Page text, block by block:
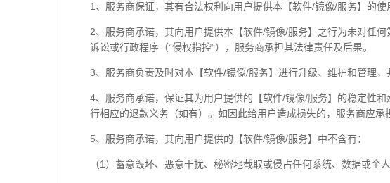
1、服务商保证，其有合法权利向用户提供本【软件/镜像/服务】的使
2、服务商承诺，其向用户提供本【软件/镜像/服务】之行为未对任
诉讼或行政程序（“侵权指控”），服务商承担其法律责任及后果。
3、服务商负责及时对本【软件/镜像/服务】进行升级、维护和管理
4、服务商承诺，保证其为用户提供的【软件/镜像/服务】的稳定性
行相应的退款义务（如有）。如因此给用户造成损失的，服务商应承
5、服务商承诺，其向用户提供的【软件/镜像/服务】中不含有：
（1）蓄意毁坏、恶意干扰、秘密地截取或侵占任何系统、数据或个